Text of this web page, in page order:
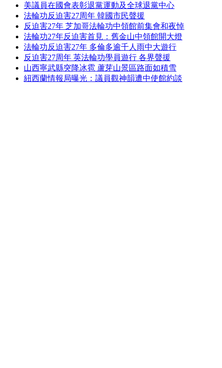
美議員在國會表彰退黨運動及全球退黨中心
法輪功反迫害27周年 韓國市民聲援
反迫害27年 芝加哥法輪功中領館前集會和夜悼
法輪功27年反迫害首見：舊金山中領館開大燈
法輪功反迫害27年 多倫多逾千人雨中大遊行
反迫害27周年 英法輪功學員遊行 各界聲援
山西寧武縣突降冰雹 蘆芽山景區路面如積雪
紐西蘭情報局曝光：議員觀神韻遭中使館約談